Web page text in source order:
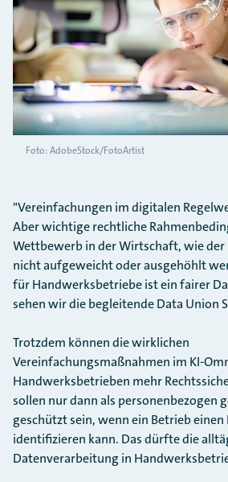
Foto: AdobeStock/FotoArtist
"Vereinfachungen im digitalen
Aber wichtige rechtliche
Wettbewerb in der Wirtschaft, wie der
nicht aufgeweicht oder ausgehöhlt
für Handwerksbetriebe ist ein fairer
sehen wir die begleitende Data Union
Trotzdem können die wirklichen
Vereinfachungsmaßnahmen im KI-
Handwerksbetrieben mehr
sollen nur dann als personenbezogen
geschützt sein, wenn ein Betrieb einen
identifizieren kann. Das dürfte die
Datenverarbeitung in